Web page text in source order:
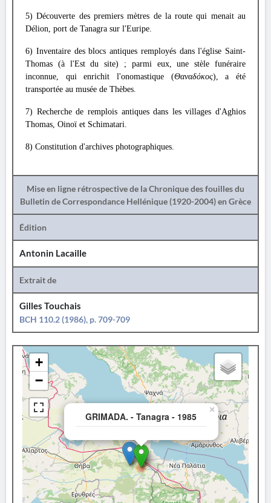
5) Découverte des premiers mètres de la route qui menait au
Délion, port de Tanagra sur l'Euripe.
6) Inventaire des blocs antiques remployés dans l'église Saint-
Thomas (à l'Est du site) ; parmi eux, une stèle funéraire
inconnue, qui enrichit l'onomastique (Θαναδόκος), a été
transportée au musée de Thèbes.
7) Recherche de remplois antiques dans les villages d'Aghios
Thomas, Oinoï et Schimatari.
8) Constitution d'archives photographiques.
Mise en ligne rétrospective de la Chronique des fouilles du
Bulletin de Correspondance Hellénique (1920-2004) en Grèce
Édition
Antonin Lacaille
Extrait de
Gilles Touchais
BCH 110.2 (1986), p. 709-709
GRIMADA. - Tanagra - 1985
×
+
−